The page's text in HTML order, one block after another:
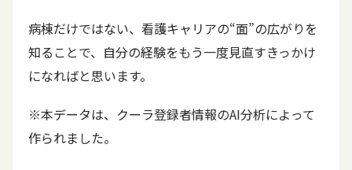
病棟だけではない、看護キャリアの“面”の広がりを
知ることで、自分の経験をもう一度見直すきっかけ
になればと思います。
※本データは、クーラ登録者情報のAI分析によって
作られました。